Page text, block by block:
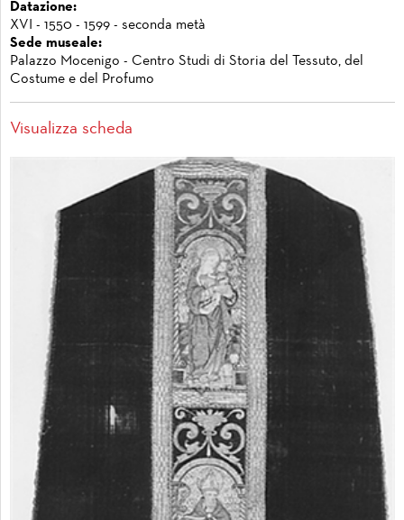
Datazione:
XVI - 1550 - 1599 - seconda metà
Sede museale:
Palazzo Mocenigo - Centro Studi di Storia del Tessuto, del
Costume e del Profumo
Visualizza scheda